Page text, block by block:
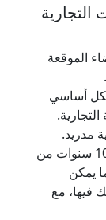
الموقعة
أساسي
مدريد.
تكون العلامة التجارية قابلة للتجديد لمدة 10 سنوات من
يمكن
فيها، مع